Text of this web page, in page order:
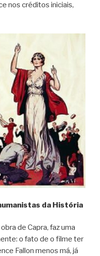
nos créditos iniciais,
da História
de Capra, faz uma
o fato de o filme ter
Fallon menos má, já